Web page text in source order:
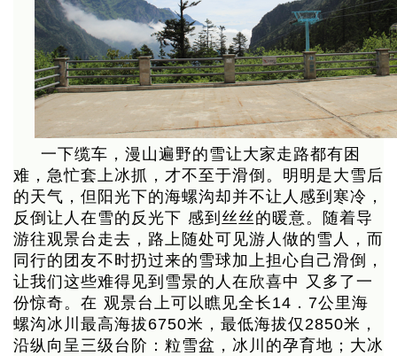
一下缆车，漫山遍野的雪让大家走路都有困
难，急忙套上冰抓，才不至于滑倒。明明是大雪后
的天气，但阳光下的海螺沟却并不让人感到寒冷，
反倒让人在雪的反光下 感到丝丝的暖意。随着导
游往观景台走去，路上随处可见游人做的雪人，而
同行的团友不时扔过来的雪球加上担心自己滑倒，
让我们这些难得见到雪景的人在欣喜中 又多了一
份惊奇。在 观景台上可以瞧见全长14．7公里海
螺沟冰川最高海拔6750米，最低海拔仅2850米，
沿纵向呈三级台阶：粒雪盆，冰川的孕育地；大冰